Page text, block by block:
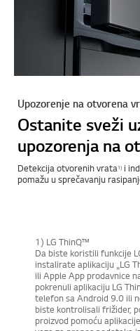
Upozorenje na otvorena
Ostanite sveži
upozorenja na
Detekcija otvorenih vrata1) i
pomažu u sprečavanju
1) LG ThinQ™
Da biste koristili funkcije
instalirate aplikaciju „LG
ili Apple App prodavnice
pokrenuli aplikaciju LG
telefon sa Android 9.0 ili
biste kontrolisali frižider,
proizvod pomoću